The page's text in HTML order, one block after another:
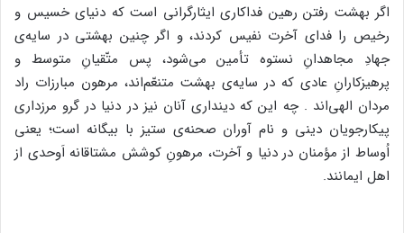
اگر بهشت رفتن رهین فداکاری ایثارگرانی است که دنیای خسیس و
رخیص را فدای آخرت نفیس کردند، و اگر چنین بهشتی در سایه‌ی
جهادِ مجاهدانِ نستوه تأمین می‌شود، پس متّقیانِ متوسط و
پرهیزکارانِ عادی که در سایه‌ی بهشت متنعّم‌اند، مرهون مبارزات راد
مردان الهی‌اند . چه این که دینداری آنان نیز در دنیا در گرو مرزداری
پیکارجویان دینی و نام آوران صحنه‌ی ستیز با بیگانه است؛ یعنی
اُوساط از مؤمنان در دنیا و آخرت، مرهونِ کوشش مشتاقانه اَوحدی از
اهل ایمانند.